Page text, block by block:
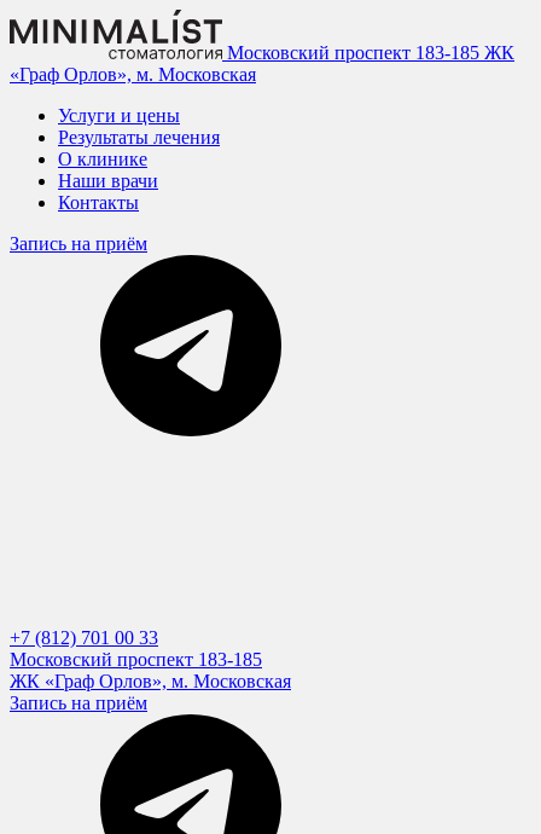
Московский проспект 183-185 ЖК
«Граф Орлов», м. Московская
Услуги и цены
Результаты лечения
О клинике
Наши врачи
Контакты
Запись на приём
+7 (812) 701 00 33
Московский проспект 183-185
ЖК «Граф Орлов», м. Московская
Запись на приём